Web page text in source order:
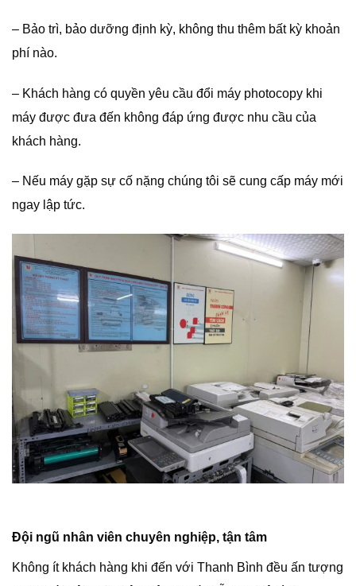
– Bảo trì, bảo dưỡng định kỳ, không thu thêm bất kỳ khoản
phí nào.
– Khách hàng có quyền yêu cầu đổi máy photocopy khi
máy được đưa đến không đáp ứng được nhu cầu của
khách hàng.
– Nếu máy gặp sự cố nặng chúng tôi sẽ cung cấp máy mới
ngay lập tức.
Đội ngũ nhân viên chuyên nghiệp, tận tâm
Không ít khách hàng khi đến với Thanh Bình đều ấn tượng